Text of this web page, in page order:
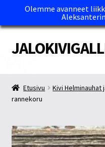
Olemme avanneet
Siirry
navigointiin
Siirry
sisältöön
Kassa
Maksutavat ja Tärkeää
Etusivu Kivi Helminauhat
rannekoru